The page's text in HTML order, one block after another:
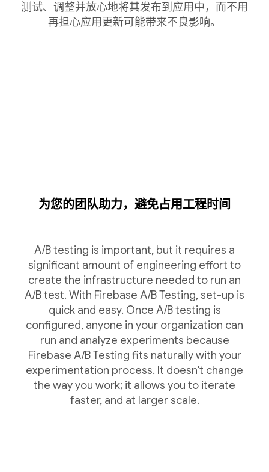
测试、调整并放心地将其发布到应用中，而不用
再担心应用更新可能带来不良影响。
为您的团队助力，避免占用工程时间
A/B testing is important, but it requires a
significant amount of engineering effort to
create the infrastructure needed to run an
A/B test. With Firebase A/B Testing, set-up is
quick and easy. Once A/B testing is
configured, anyone in your organization can
run and analyze experiments because
Firebase A/B Testing fits naturally with your
experimentation process. It doesn't change
the way you work; it allows you to iterate
faster, and at larger scale.